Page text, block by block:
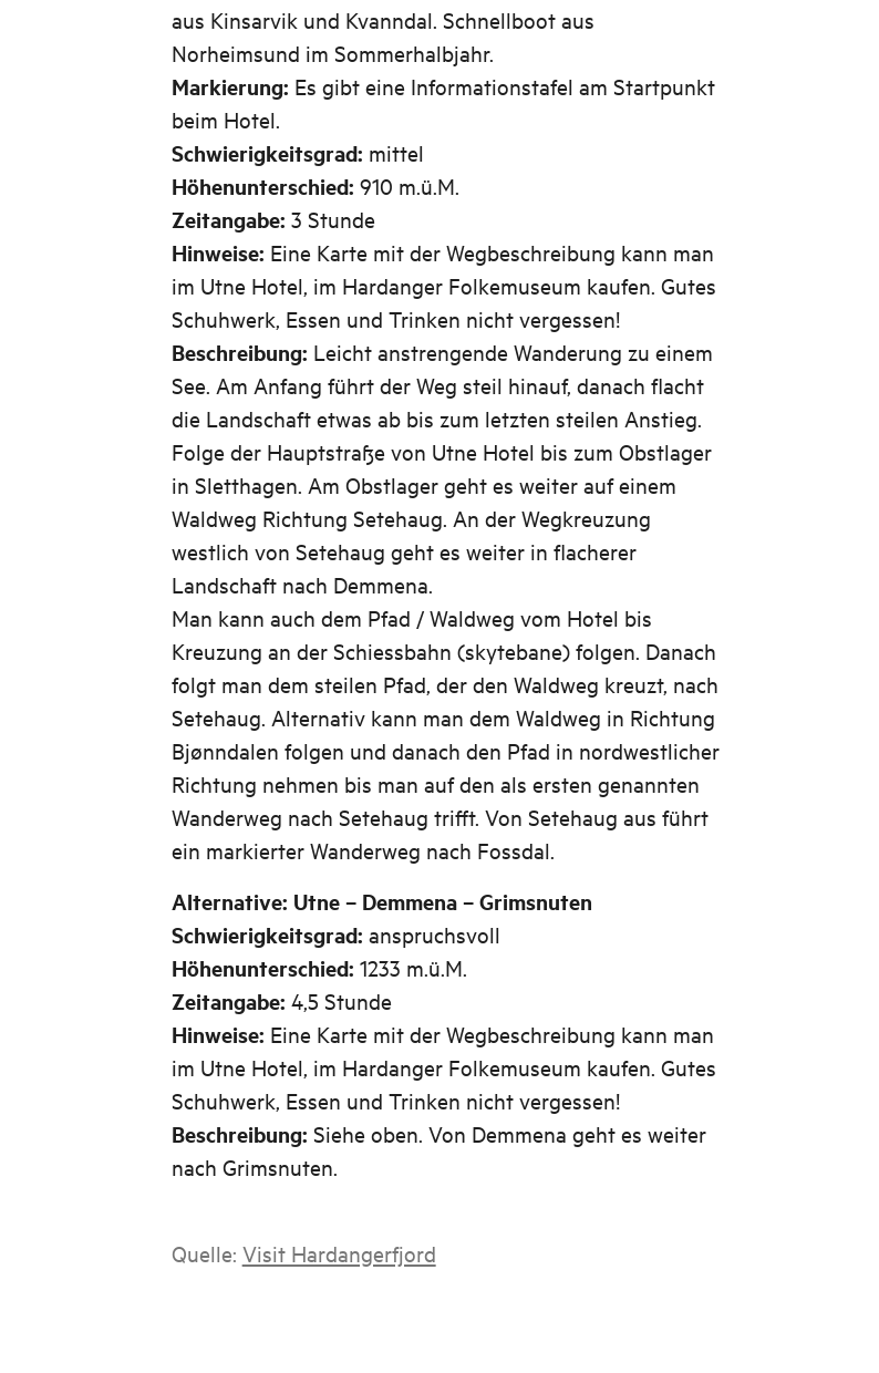
aus Kinsarvik und Kvanndal. Schnellboot aus
Norheimsund im Sommerhalbjahr.
Markierung: Es gibt eine Informationstafel am Startpunkt
beim Hotel.
Schwierigkeitsgrad: mittel
Höhenunterschied: 910 m.ü.M.
Zeitangabe: 3 Stunde
Hinweise: Eine Karte mit der Wegbeschreibung kann man
im Utne Hotel, im Hardanger Folkemuseum kaufen. Gutes
Schuhwerk, Essen und Trinken nicht vergessen!
Beschreibung: Leicht anstrengende Wanderung zu einem
See. Am Anfang führt der Weg steil hinauf, danach flacht
die Landschaft etwas ab bis zum letzten steilen Anstieg.
Folge der Hauptstraße von Utne Hotel bis zum Obstlager
in Sletthagen. Am Obstlager geht es weiter auf einem
Waldweg Richtung Setehaug. An der Wegkreuzung
westlich von Setehaug geht es weiter in flacherer
Landschaft nach Demmena.
Man kann auch dem Pfad / Waldweg vom Hotel bis
Kreuzung an der Schiessbahn (skytebane) folgen. Danach
folgt man dem steilen Pfad, der den Waldweg kreuzt, nach
Setehaug. Alternativ kann man dem Waldweg in Richtung
Bjønndalen folgen und danach den Pfad in nordwestlicher
Richtung nehmen bis man auf den als ersten genannten
Wanderweg nach Setehaug trifft. Von Setehaug aus führt
ein markierter Wanderweg nach Fossdal.
Alternative: Utne – Demmena – Grimsnuten
Schwierigkeitsgrad: anspruchsvoll
Höhenunterschied: 1233 m.ü.M.
Zeitangabe: 4,5 Stunde
Hinweise: Eine Karte mit der Wegbeschreibung kann man
im Utne Hotel, im Hardanger Folkemuseum kaufen. Gutes
Schuhwerk, Essen und Trinken nicht vergessen!
Beschreibung: Siehe oben. Von Demmena geht es weiter
nach Grimsnuten.
Quelle: Visit Hardangerfjord